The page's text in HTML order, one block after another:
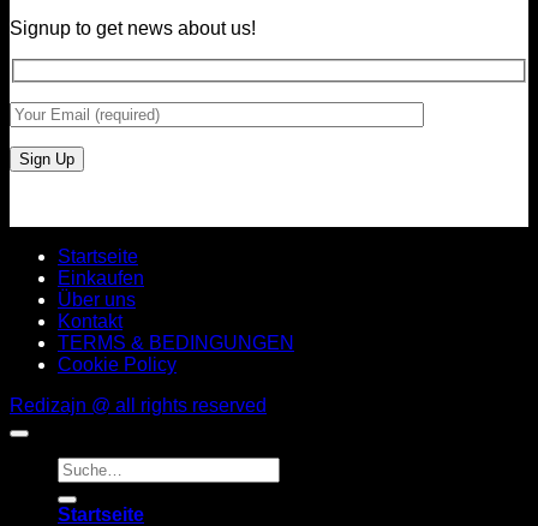
Signup to get news about us!
Startseite
Einkaufen
Über uns
Kontakt
TERMS & BEDINGUNGEN
Cookie Policy
Redizajn @ all rights reserved
Suche
nach:
Startseite